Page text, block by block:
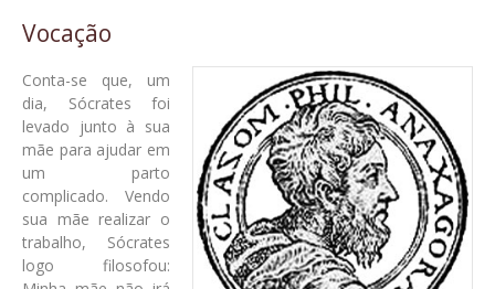
Vocação
Conta-se que, um
dia, Sócrates foi
levado junto à sua
mãe para ajudar em
um parto
complicado. Vendo
sua mãe realizar o
trabalho, Sócrates
logo filosofou: